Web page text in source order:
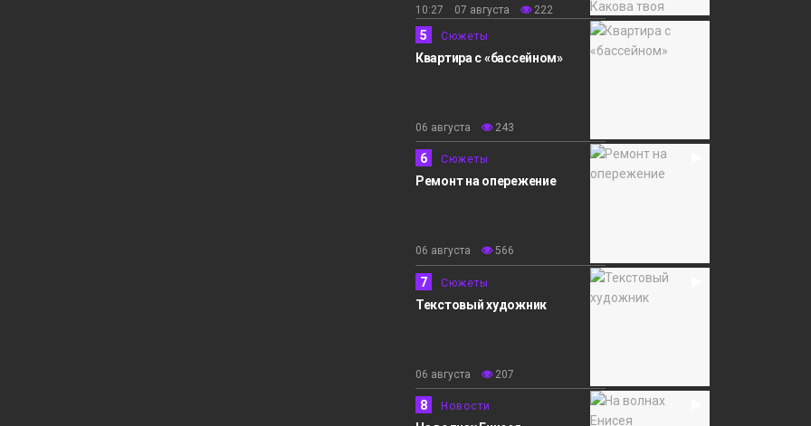
10:27 07 августа 222
5 Сюжеты
Квартира с «бассейном»
06 августа 243
6 Сюжеты
Ремонт на опережение
06 августа 566
7 Сюжеты
Текстовый художник
06 августа 207
8 Новости